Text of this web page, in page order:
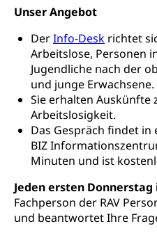
Unser Angebot
DerInfo-Desk richtet
Arbeitslose, Personen
Jugendliche nach der
und junge Erwachsene.
Sie erhalten Auskünfte
Arbeitslosigkeit.
Das Gespräch findet
BIZ
Minuten und ist
Jeden ersten
Fachperson der RAV
und beantwortet Ihre
Konsumentenrechte,
Preisüberwachung,
regionale Erschöpfung,
internationale
Cassis-deDijon-Prinzip
Krankenversicherung
Unfallversicherung,
Krankheit, Unfall,
Krankenkasse
Lebensmittelsicherheit
sichere Lebensmittel,
Lebensmittelhygiene,